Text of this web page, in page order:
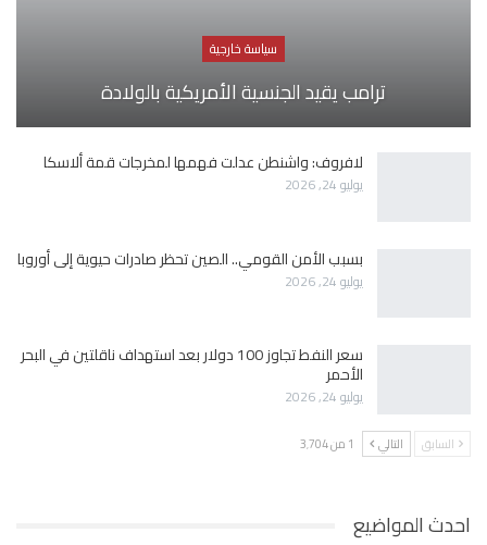
سياسة خارجية
ترامب يقيد الجنسية الأمريكية بالولادة
لافروف: واشنطن عدلت فهمها لمخرجات قمة ألاسكا
يوليو 24, 2026
بسبب الأمن القومي.. الصين تحظر صادرات حيوية إلى أوروبا
يوليو 24, 2026
سعر النفط تجاوز 100 دولار بعد استهداف ناقلتين في البحر
الأحمر
يوليو 24, 2026
السابق التالي 1 من 3٬704
احدث المواضيع